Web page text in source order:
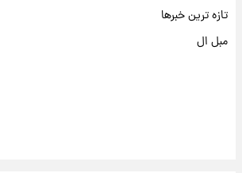
تازه ترین خبرها
مبل ال